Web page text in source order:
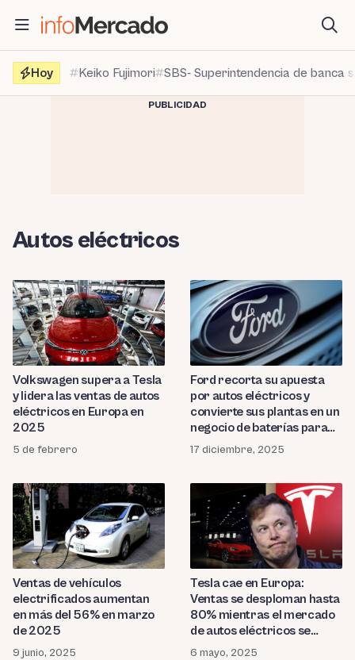
contenido
Hoy
Keiko Fujimori SBS- Superintendencia de banca
PUBLICIDAD
Autos eléctricos
Volkswagen supera a Tesla
y lidera las ventas de autos
eléctricos en Europa en
2025
5 de febrero
Ford recorta su apuesta
por autos eléctricos y
convierte sus plantas en un
negocio de baterías para
centros de datos e IA
17 diciembre, 2025
Ventas de vehículos
electrificados aumentan
en más del 56% en marzo
de 2025
9 junio, 2025
Tesla cae en Europa:
Ventas se desploman hasta
80% mientras el mercado
de autos eléctricos se
dispara
6 mayo, 2025